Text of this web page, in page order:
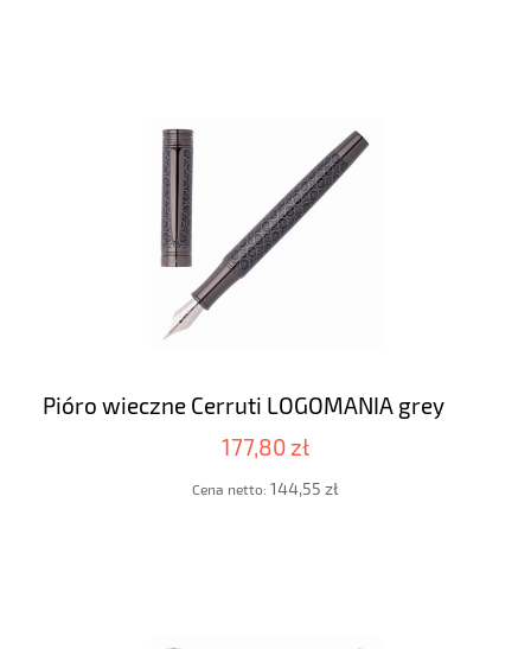
Pióro wieczne Cerruti LOGOMANIA grey
177,80 zł
Cena netto: 144,55 zł